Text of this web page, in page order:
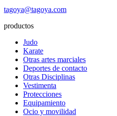
tagoya@tagoya.com
productos
Judo
Karate
Otras artes marciales
Deportes de contacto
Otras Disciplinas
Vestimenta
Protecciones
Equipamiento
Ocio y movilidad